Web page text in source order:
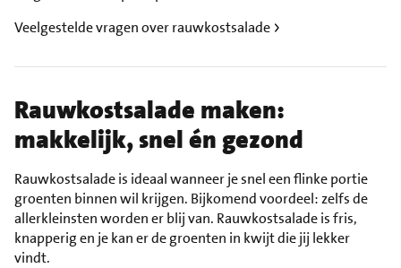
Veelgestelde vragen over rauwkostsalade
Rauwkostsalade maken:
makkelijk, snel én gezond
Rauwkostsalade is ideaal wanneer je snel een flinke portie
groenten binnen wil krijgen. Bijkomend voordeel: zelfs de
allerkleinsten worden er blij van. Rauwkostsalade is fris,
knapperig en je kan er de groenten in kwijt die jij lekker
vindt.